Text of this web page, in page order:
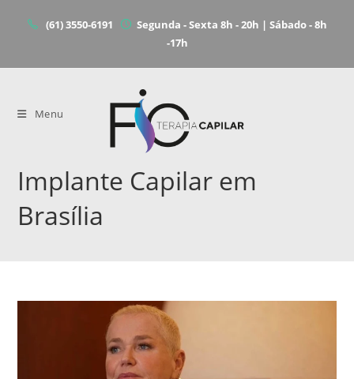
(61) 3550-6191
Segunda - Sexta 8h - 20h | Sábado - 8h
-17h
Menu
Implante Capilar em
Brasília